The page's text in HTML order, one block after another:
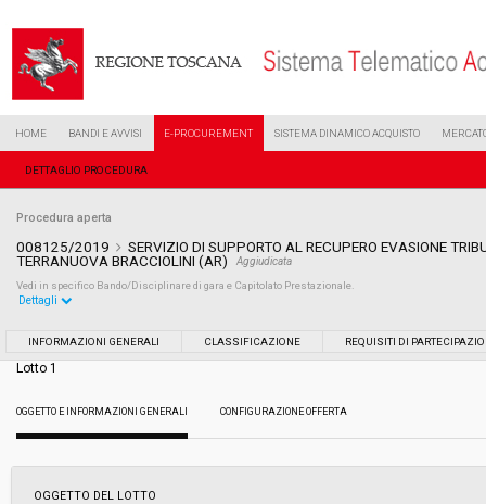
HOME BANDI E AVVISI E-PROCUREMENT SISTEMA DINAMICO ACQUISTO
DETTAGLIO PROCEDURA
Procedura aperta
008125/2019
SERVIZIO DI SUPPORTO AL RECUPERO EVASIONE
TERRANUOVA BRACCIOLINI (AR)
Aggiudicata
Vedi in specifico Bando/Disciplinare di gara e Capitolato Prestazionale.
Tipo di contratto:
Data pubblicazione:
Svolgimento:
Dettagli
INFORMAZIONI GENERALI CLASSIFICAZIONE REQUISITI DI
Lotto 1
OGGETTO E INFORMAZIONI GENERALI CONFIGURAZIONE OFFERTA
OGGETTO DEL LOTTO